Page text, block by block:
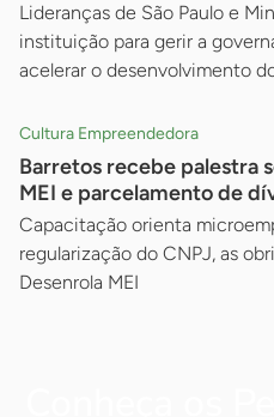
Lideranças de São Paulo e
instituição para gerir a
acelerar o desenvolvimento
Cultura Empreendedora
Barretos recebe palestra
MEI e parcelamento de
Capacitação orienta
regularização do CNPJ, as
Desenrola MEI